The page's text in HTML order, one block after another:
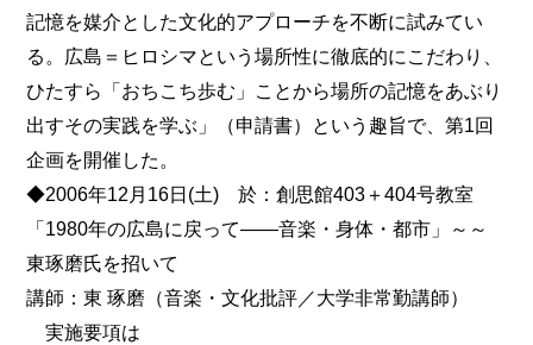
記憶を媒介とした文化的アプローチを不断に試みてい
る。広島＝ヒロシマという場所性に徹底的にこだわり、
ひたすら「おちこち歩む」ことから場所の記憶をあぶり
出すその実践を学ぶ」（申請書）という趣旨で、第1回
企画を開催した。
◆2006年12月16日(土) 於：創思館403＋404号教室
「1980年の広島に戻って――音楽・身体・都市」～～
東琢磨氏を招いて
講師：東 琢磨（音楽・文化批評／大学非常勤講師）
実施要項は